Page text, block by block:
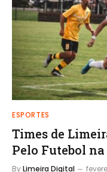
ESPORTES
Times de
Pelo Futebol na
ByLimeira Digital